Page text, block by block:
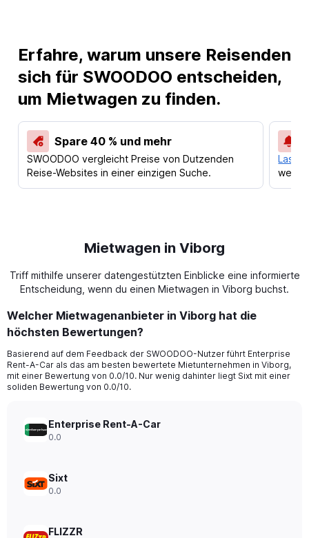
Erfahre, warum unsere Reisenden
sich für SWOODOO entscheiden,
um Mietwagen zu finden.
Spare 40 % und mehr
SWOODOO vergleicht Preise von Dutzenden
Reise-Websites in einer einzigen Suche.
Lass
Mietwagen in Viborg
Triff mithilfe unserer datengestützten Einblicke eine informierte
Entscheidung, wenn du einen Mietwagen in Viborg buchst.
Welcher Mietwagenanbieter in Viborg hat die
höchsten Bewertungen?
Basierend auf dem Feedback der SWOODOO-Nutzer führt Enterprise
Rent-A-Car als das am besten bewertete Mietunternehmen in Viborg,
mit einer Bewertung von 0.0/10. Nur wenig dahinter liegt Sixt mit einer
soliden Bewertung von 0.0/10.
Enterprise Rent-A-Car
0.0
Sixt
0.0
FLIZZR